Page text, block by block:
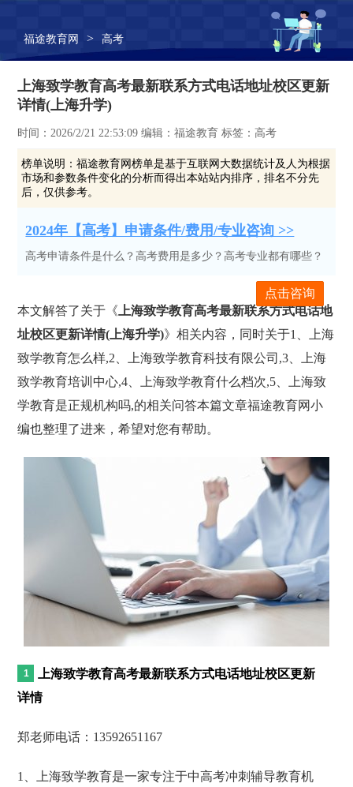
福途教育网 > 高考
上海致学教育高考最新联系方式电话地址校区更新
详情(上海升学)
时间：2026/2/21 22:53:09 编辑：福途教育 标签：高考
榜单说明：福途教育网榜单是基于互联网大数据统计及人为根据
市场和参数条件变化的分析而得出本站站内排序，排名不分先
后，仅供参考。
2024年【高考】申请条件/费用/专业咨询 >>
高考申请条件是什么？高考费用是多少？高考专业都有哪些？
点击咨询
本文解答了关于《 上海致学教育高考最新联系方式电话地
址校区更新详情(上海升学)》相关内容，同时关于1、上海
致学教育怎么样,2、上海致学教育科技有限公司,3、上海
致学教育培训中心,4、上海致学教育什么档次,5、上海致
学教育是正规机构吗,的相关问答本篇文章福途教育网小
编也整理了进来，希望对您有帮助。
上海致学教育高考最新联系方式电话地址校区更新
详情
郑老师电话：13592651167
1、上海致学教育是一家专注于中高考冲刺辅导教育机